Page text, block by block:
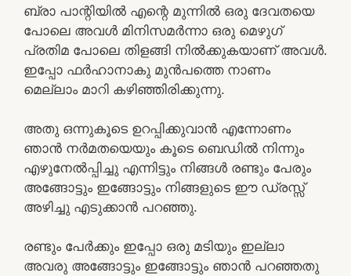
ബ്രാ പാന്റിയിൽ എന്റെ മുന്നിൽ ഒരു ദേവതയെ
പോലെ അവൾ മിനിസമർന്നാ ഒരു മെഴുഗ്
പ്രതിമ പോലെ തിളങ്ങി നിൽക്കുകയാണ് അവൾ.
ഇപ്പോ ഫർഹാനാകു മുൻപത്തെ നാണം
മെല്ലാം മാറി കഴിഞ്ഞിരിക്കുന്നു.
അതു ഒന്നുകൂടെ ഉറപ്പിക്കുവാൻ എന്നോണം
ഞാൻ നർമതയെയും കൂടെ ബെഡിൽ നിന്നും
എഴുനേൽപ്പിച്ചു എന്നിട്ടും നിങ്ങൾ രണ്ടും പേരും
അങ്ങോട്ടും ഇങ്ങോട്ടും നിങ്ങളുടെ ഈ ഡ്രസ്സ്‌
അഴിച്ചു എടുക്കാൻ പറഞ്ഞു.
രണ്ടും പേർക്കും ഇപ്പോ ഒരു മടിയും ഇല്ലാ
അവരു അങ്ങോട്ടും ഇങ്ങോട്ടും ഞാൻ പറഞ്ഞതു